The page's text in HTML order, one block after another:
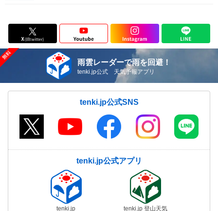
雨雲レーダーで雨を回避！
tenki.jp公式 天気予報アプリ
tenki.jp公式SNS
tenki.jp公式アプリ
tenki.jp tenki.jp 登山天気